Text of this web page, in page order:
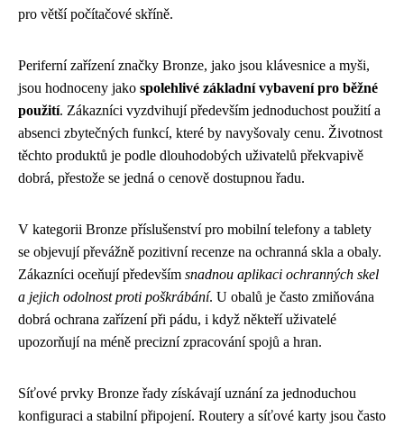
pro větší počítačové skříně.
Periferní zařízení značky Bronze, jako jsou klávesnice a myši,
jsou hodnoceny jako spolehlivé základní vybavení pro běžné
použití. Zákazníci vyzdvihují především jednoduchost použití a
absenci zbytečných funkcí, které by navyšovaly cenu. Životnost
těchto produktů je podle dlouhodobých uživatelů překvapivě
dobrá, přestože se jedná o cenově dostupnou řadu.
V kategorii Bronze příslušenství pro mobilní telefony a tablety
se objevují převážně pozitivní recenze na ochranná skla a obaly.
Zákazníci oceňují především snadnou aplikaci ochranných skel
a jejich odolnost proti poškrábání. U obalů je často zmiňována
dobrá ochrana zařízení při pádu, i když někteří uživatelé
upozorňují na méně precizní zpracování spojů a hran.
Síťové prvky Bronze řady získávají uznání za jednoduchou
konfiguraci a stabilní připojení. Routery a síťové karty jsou často